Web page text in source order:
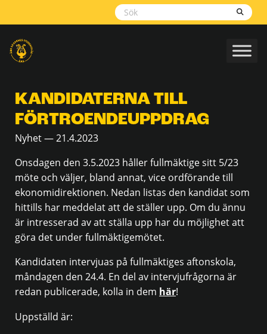
KANDIDATERNA TILL
FÖRTROENDEUPPDRAG
Nyhet — 21.4.2023
Onsdagen den 3.5.2023 håller fullmäktige sitt 5/23
möte och väljer, bland annat, vice ordförande till
ekonomidirektionen. Nedan listas den kandidat som
hittills har meddelat att de ställer upp. Om du ännu
är intresserad av att ställa upp har du möjlighet att
göra det under fullmäktigemötet.
Kandidaten intervjuas på fullmäktiges aftonskola,
måndagen den 24.4. En del av intervjufrågorna är
redan publicerade, kolla in dem här!
Uppställd är: